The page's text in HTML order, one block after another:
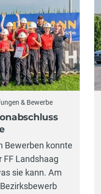
& Bewerbe
Bewerben konnte
FF Landshaag
sie kann. Am